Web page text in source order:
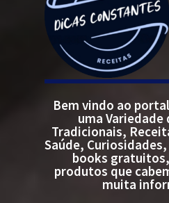
Bem vindo ao
uma Variedade
Tradicionais,
Saúde,
books
produtos que
muita